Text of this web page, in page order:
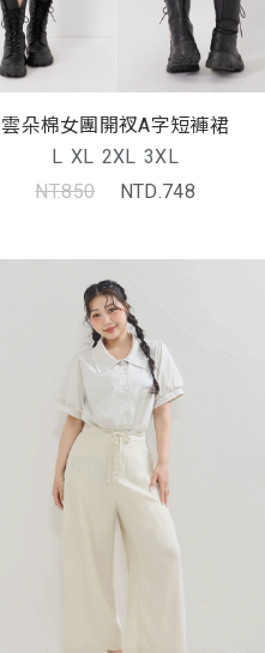
雲朵棉女團開衩A字短褲裙
L XL 2XL 3XL
NT.850
NTD.748